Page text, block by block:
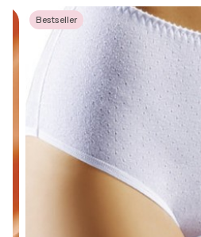
Bestseller